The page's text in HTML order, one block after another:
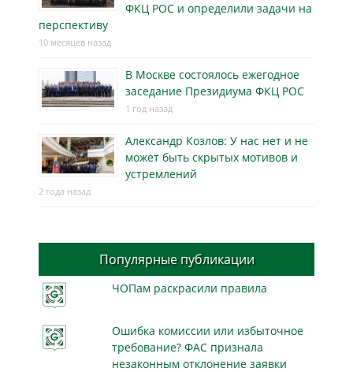
ФКЦ РОС и определили задачи на
перспективу
10 месяцев назад
В Москве состоялось ежегодное
заседание Президиума ФКЦ РОС
1 год назад
Александр Козлов: У нас нет и не
может быть скрытых мотивов и
устремлений
2 года назад
Популярные публикации
ЧОПам раскрасили правила
Ошибка комиссии или избыточное
требование? ФАС признала
незаконным отклонение заявки